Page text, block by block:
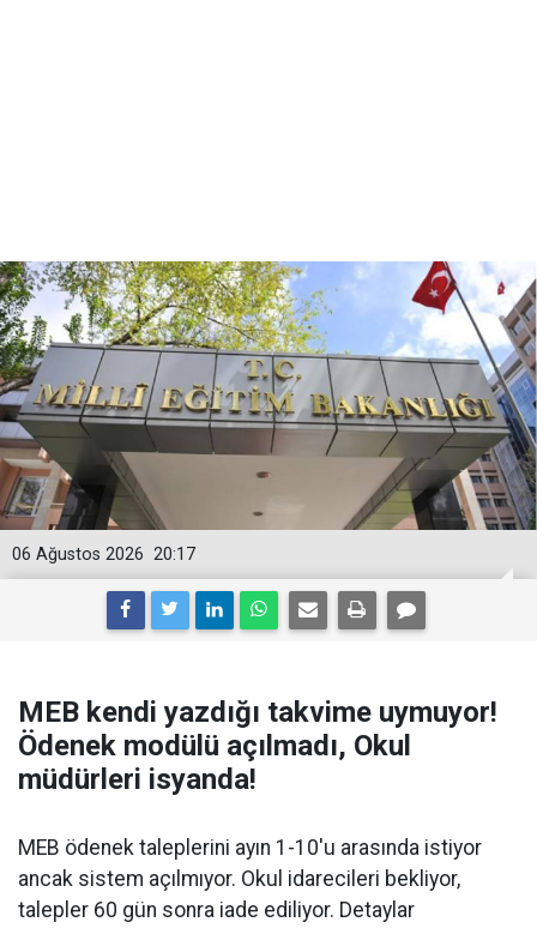
20:17
06 Ağustos 2026
MEB kendi yazdığı takvime uymuyor!
Ödenek modülü açılmadı, Okul
müdürleri isyanda!
MEB ödenek taleplerini ayın 1-10'u arasında istiyor
ancak sistem açılmıyor. Okul idarecileri bekliyor,
talepler 60 gün sonra iade ediliyor. Detaylar